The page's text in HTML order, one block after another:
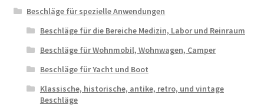
Beschläge für spezielle Anwendungen
Beschläge für die Bereiche Medizin, Labor und Reinraum
Beschläge für Wohnmobil, Wohnwagen, Camper
Beschläge für Yacht und Boot
Klassische, historische, antike, retro, und vintage
Beschläge